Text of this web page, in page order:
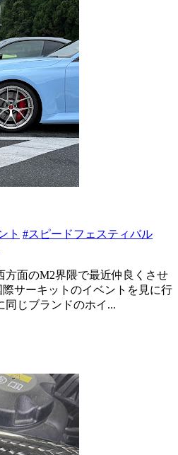
ト #スピードフェスティバル
方面のM2界隈で最近仲良くさせ
サーキットのイベントを見に行
同じブランドのホイ...